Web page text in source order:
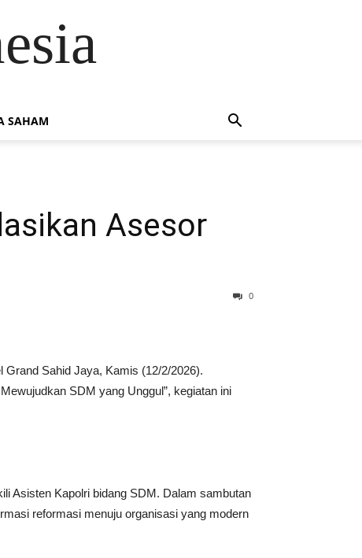
SAHAM
Asesor
0
Grand Sahid Jaya, Kamis (12/2/2026).
SDM yang Unggul”, kegiatan ini
Asisten Kapolri bidang SDM. Dalam sambutan
reformasi menuju organisasi yang modern